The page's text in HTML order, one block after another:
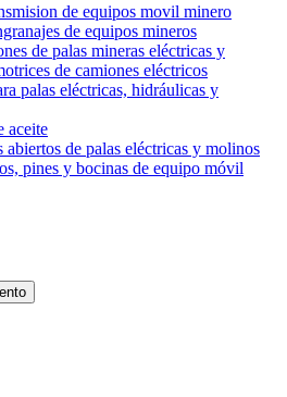
de equipos movil minero
de equipos mineros
de palas mineras eléctricas y
de camiones eléctricos
palas eléctricas, hidráulicas y
aceite
abiertos de palas eléctricas y molinos
pines y bocinas de equipo móvil